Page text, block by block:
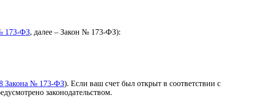
173-ФЗ, далее – Закон № 173-ФЗ):
Закона № 173-ФЗ). Если ваш счет был открыт в соответствии с
законодательством.